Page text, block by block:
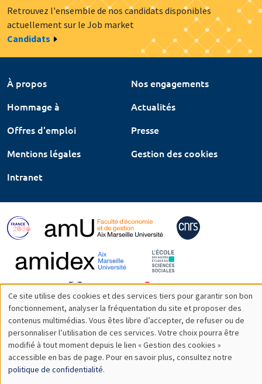
Retrouvez l'ensemble de nos candidats disponibles
actuellement sur le Job market
Candidats
À propos
Nos engagements
Hommage à
Actualités
Offres d'emploi
Presse
Mentions légales
Gestion des cookies
Intranet
Utilisation
des
données
personnelles
Ce site utilise des cookies et des services tiers pour garantir son bon
fonctionnement, analyser la fréquentation du site et proposer des
contenus multimédias. Vous êtes libre d’accepter, de refuser ou de
personnaliser l’utilisation de ces services. Votre choix pourra être
modifié à tout moment depuis le lien « Gestion des cookies »
accessible en bas de page. Pour en savoir plus, consultez notre
politique de confidentialité.